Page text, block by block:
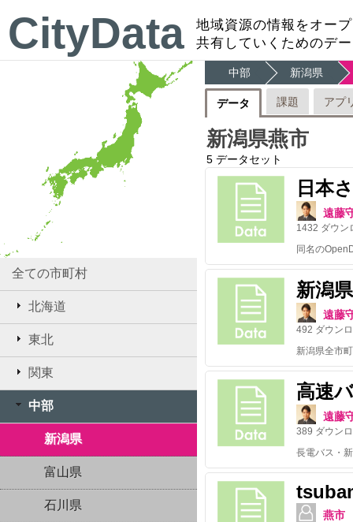
CityData
地域資源の情報をオー
共有していくためのデ
全ての市町村
北海道
東北
関東
中部
新潟県
富山県
石川県
中部 新潟県
データ 課題 アプ
新潟県燕市
5 データセット
日本
遠藤
1432 ダウン
新潟
遠藤
492 ダウン
高速
遠藤
389 ダウン
長電バス・
燕市